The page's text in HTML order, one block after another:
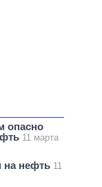
опасно
11 марта
на нефть 11